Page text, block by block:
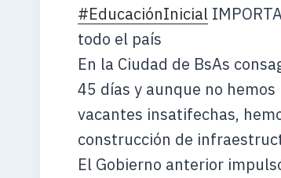
#EducaciónInicial
todo el país
En la Ciudad de BsAs
45 días y aunque no
vacantes insatifechas,
construcción de
El Gobierno anterior